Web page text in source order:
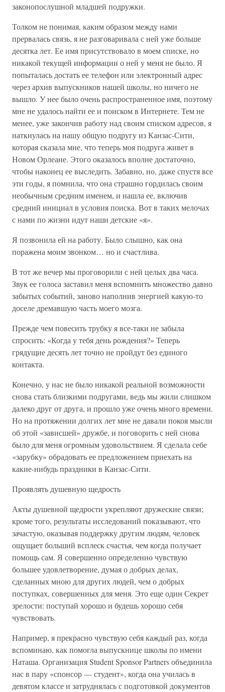
законопослушной младшей подружки.
Толком не понимая, каким образом между нами
прервалась связь, я не разговаривала с ней уже больше
десятка лет. Ее имя присутствовало в моем списке, но
никакой текущей информации о ней у меня не было. Я
попыталась достать ее телефон или электронный адрес
через архив выпускников нашей школы, но ничего не
вышло. У нее было очень распространенное имя, поэтому
мне не удалось найти ее и поиском в Интернете. Тем не
менее, уже закончив работу над своим списком адресов, я
наткнулась на нашу общую подругу из Канзас-Сити,
которая сказала мне, что теперь моя подруга живет в
Новом Орлеане. Этого оказалось вполне достаточно,
чтобы наконец ее выследить. Забавно, но, даже спустя все
эти годы, я помнила, что она страшно гордилась своим
необычным средним именем, и нашла ее, включив
средний инициал в условия поиска. Вот в таких мелочах
с нами по жизни идут наши детские «я».
Я позвонила ей на работу. Было слышно, как она
поражена моим звонком… но и счастлива.
В тот же вечер мы проговорили с ней целых два часа.
Звук ее голоса заставил меня вспомнить множество давно
забытых событий, заново наполнив энергией какую-то
доселе дремавшую часть моего мозга.
Прежде чем повесить трубку я все-таки не забыла
спросить: «Когда у тебя день рождения?» Теперь
грядущие десять лет точно не пройдут без единого
контакта.
Конечно, у нас не было никакой реальной возможности
снова стать близкими подругами, ведь мы жили слишком
далеко друг от друга, и прошло уже очень много времени.
Но на протяжении долгих лет мне не давали покоя мысли
об этой «зависшей» дружбе, и поговорить с ней снова
было для меня огромным удовольствием. Я сделала себе
«зарубку» обрадовать ее предложением приехать на
какие-нибудь праздники в Канзас-Сити.
Проявлять душевную щедрость
Акты душевной щедрости укрепляют дружеские связи;
кроме того, результаты исследований показывают, что
зачастую, оказывая поддержку другим людям, человек
ощущает больший всплеск счастья, чем когда получает
помощь сам. Я совершенно определенно чувствую
большее удовлетворение, думая о добрых делах,
сделанных мною для других людей, чем о добрых
поступках, совершенных для меня. Это еще один Секрет
зрелости: поступай хорошо и будешь хорошо себя
чувствовать.
Например, я прекрасно чувствую себя каждый раз, когда
вспоминаю, как помогла выпускнице школы по имени
Наташа. Организация Student Sponsor Partners объединила
нас в пару «спонсор — студент», когда она училась в
девятом классе и затруднялась с подготовкой документов